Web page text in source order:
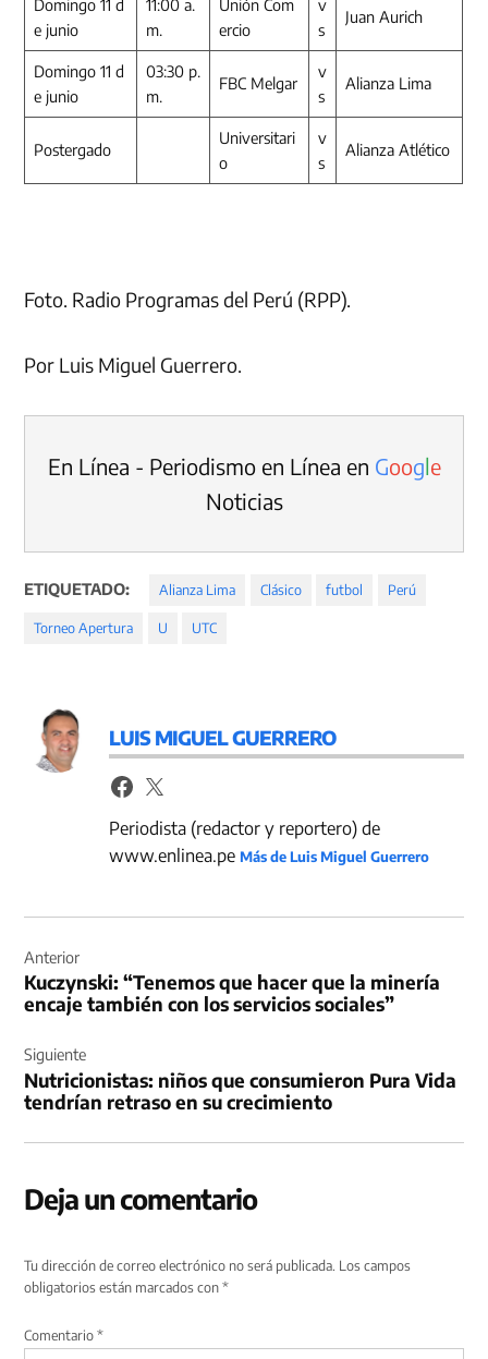
Domingo 11 d
e junio
11:00 a.
m.
Unión Com
ercio
v
s
Juan Aurich
Domingo 11 d
e junio
03:30 p.
m.
FBC Melgar
v
s
Alianza Lima
Postergado
Universitari
o
v
s
Alianza Atlético
Foto. Radio Programas del Perú (RPP).
Por Luis Miguel Guerrero.
En Línea - Periodismo en Línea en Google
Noticias
ETIQUETADO: Alianza Lima Clásico futbol Perú
Torneo Apertura U UTC
LUIS MIGUEL GUERRERO
Periodista (redactor y reportero) de
www.enlinea.peMás de Luis Miguel Guerrero
de
entradas
Anterior
Kuczynski: “Tenemos que hacer que la minería
encaje también con los servicios sociales”
Siguiente
Nutricionistas: niños que consumieron Pura Vida
tendrían retraso en su crecimiento
Deja un comentario
Tu dirección de correo electrónico no será publicada. Los campos
obligatorios están marcados con*
Comentario*